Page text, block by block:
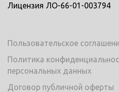
Лицензия ЛО-66-01-003794
Пользовательское
Политика
персональных данных
Договор публичной оферты